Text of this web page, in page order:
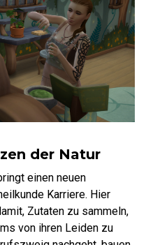
der Natur
einen neuen
Karriere. Hier
Zutaten zu sammeln,
von ihren Leiden zu